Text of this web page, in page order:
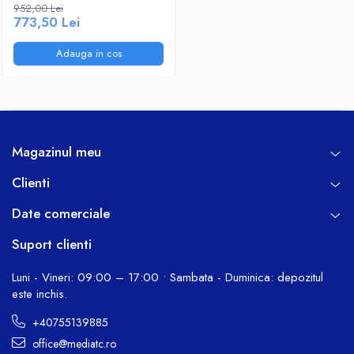
Ventilatoare
5400 RPM, 256Mb cache
SATA III 3.5"
952,00 Lei
773,50 Lei
Adauga in cos
Magazinul meu
Clienti
Date comerciale
Suport clienti
Luni - Vineri: 09:00 – 17:00 • Sambata - Duminica: depozitul
este inchis.
+40755139885
office@mediatc.ro